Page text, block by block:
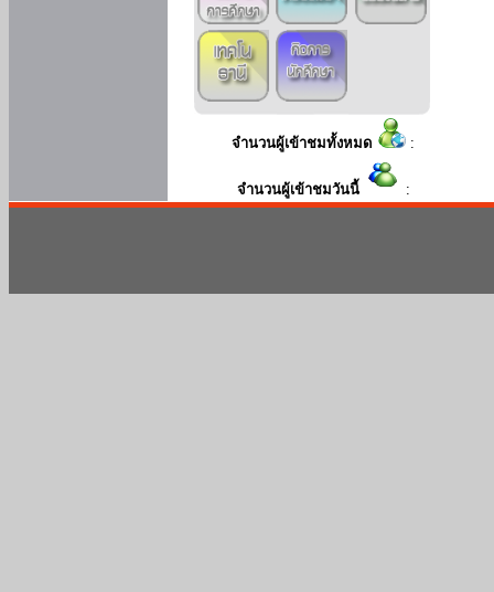
จำนวนผู้เข้าชมทั้งหมด :
จำนวนผู้เข้าชมวันนี้ :